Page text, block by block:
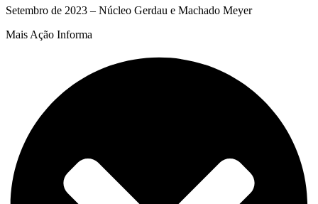
Setembro de 2023 – Núcleo Gerdau e Machado Meyer
Mais Ação Informa